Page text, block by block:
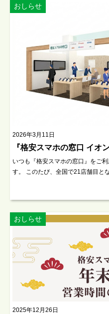
おしらせ
2026年3月11日
いつも『格安スマホの窓口』をご
す。 このたび、全国で21店舗目と
おしらせ
2025年12月26日